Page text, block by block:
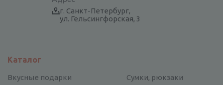
г. Санкт-Петербург,
ул. Гельсингфорская, 3
Каталог
Вкусные подарки
Сумки, рюкзаки